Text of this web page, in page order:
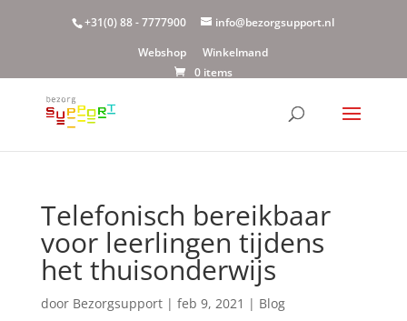
+31(0) 88 - 7777900
info@bezorgsupport.nl
Webshop
Winkelmand
0 items
Telefonisch bereikbaar
voor leerlingen tijdens
het thuisonderwijs
door Bezorgsupport| feb 9, 2021 | Blog